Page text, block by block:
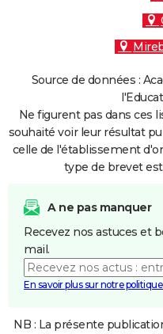
Source de données :
Ne figurent pas dans ces
souhaité voir leur résultat
celle de l'établissement
type de brevet
A ne pas manquer
Recevez nos astuces et
mail.
En savoir plus sur notre
NB : La présente